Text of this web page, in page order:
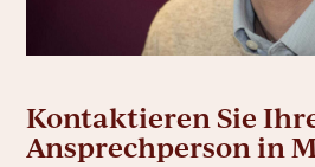
Kontaktieren Sie
Ansprechperson in